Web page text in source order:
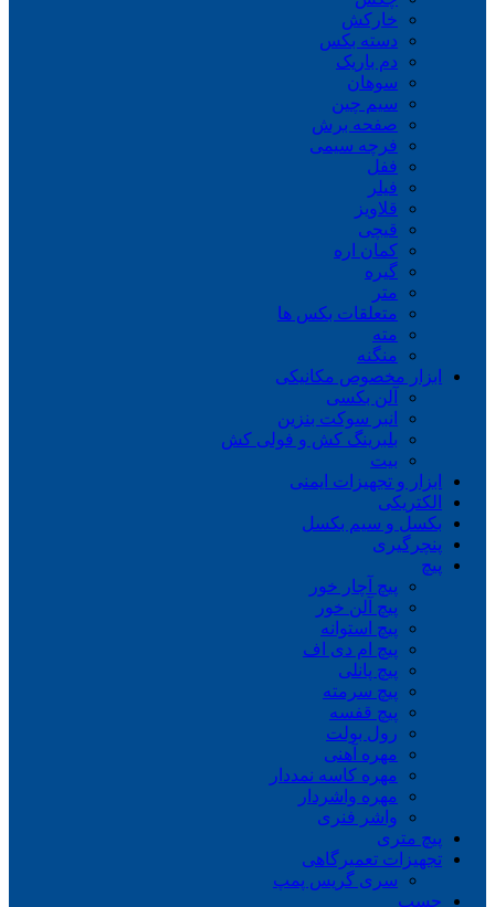
خارکش
دسته بکس
دم باریک
سوهان
سیم چین
صفحه برش
فرچه سیمی
ففل
فیلر
قلاویز
قیچی
کمان اره
گیره
متر
متعلقات بکس ها
مته
منگنه
ابزار مخصوص مکانیکی
آلن بکسی
انبر سوکت بنزین
بلبرینگ کش و فولی کش
بیت
ابزار و تجهیزات ایمنی
الکتریکی
بکسل و سیم بکسل
پنچرگیری
پیچ
پیچ آچار خور
پیچ آلن خور
پیچ استوانه
پیچ ام دی اف
پیچ پانلی
پیچ سرمته
پیچ قفسه
رول بولت
مهره آهنی
مهره کاسه نمددار
مهره واشردار
واشر فنری
پیچ متری
تجهیزات تعمیرگاهی
سری گریس پمپ
چسب